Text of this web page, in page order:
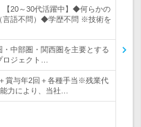
【20～30代活躍中】◆何らかの
言語不問）◆学歴不問 ※技術を
中部圏・関西圏を主要とする
ロジェクト…
賞与年2回＋各種手当※残業代
力により、当社…